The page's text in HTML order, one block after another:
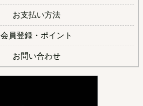
お支払い方法
会員登録・ポイント
お問い合わせ